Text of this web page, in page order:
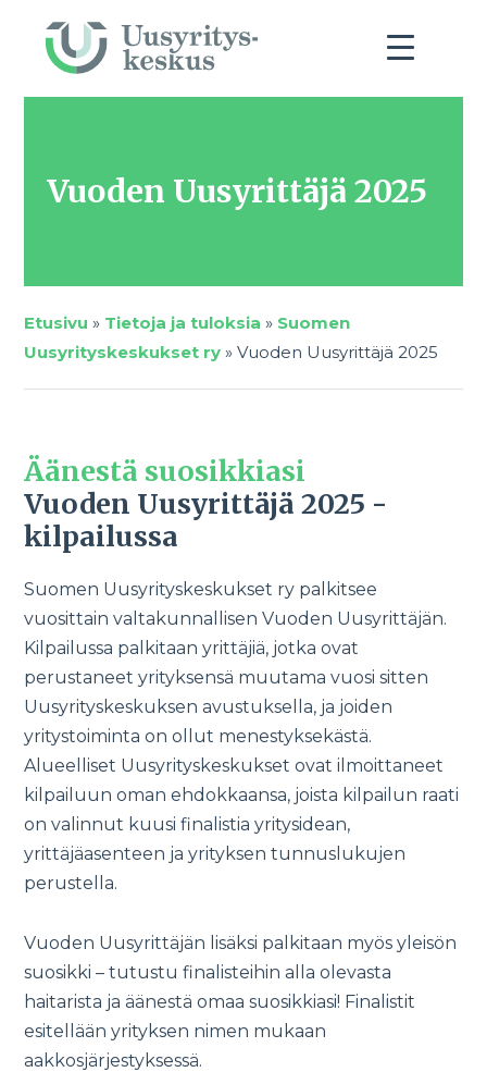
Vuoden Uusyrittäjä 2025
Etusivu » Tietoja ja tuloksia » Suomen
Uusyrityskeskukset ry »Vuoden Uusyrittäjä 2025
Äänestä suosikkiasi
Vuoden Uusyrittäjä 2025 -
kilpailussa
Suomen Uusyrityskeskukset ry palkitsee
vuosittain valtakunnallisen Vuoden Uusyrittäjän.
Kilpailussa palkitaan yrittäjiä, jotka ovat
perustaneet yrityksensä muutama vuosi sitten
Uusyrityskeskuksen avustuksella, ja joiden
yritystoiminta on ollut menestyksekästä.
Alueelliset Uusyrityskeskukset ovat ilmoittaneet
kilpailuun oman ehdokkaansa, joista kilpailun raati
on valinnut kuusi finalistia yritysidean,
yrittäjäasenteen ja yrityksen tunnuslukujen
perustella.
Vuoden Uusyrittäjän lisäksi palkitaan myös yleisön
suosikki – tutustu finalisteihin alla olevasta
haitarista ja äänestä omaa suosikkiasi! Finalistit
esitellään yrityksen nimen mukaan
aakkosjärjestyksessä.